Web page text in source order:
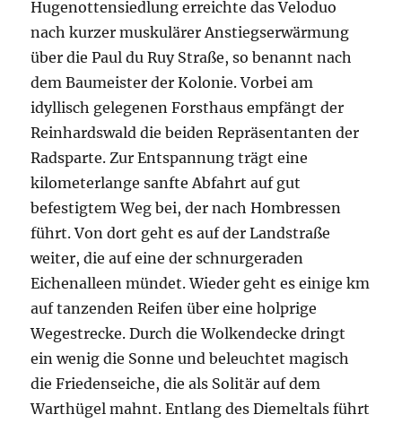
Hugenottensiedlung erreichte das Veloduo
nach kurzer muskulärer Anstiegserwärmung
über die Paul du Ruy Straße, so benannt nach
dem Baumeister der Kolonie. Vorbei am
idyllisch gelegenen Forsthaus empfängt der
Reinhardswald die beiden Repräsentanten der
Radsparte. Zur Entspannung trägt eine
kilometerlange sanfte Abfahrt auf gut
befestigtem Weg bei, der nach Hombressen
führt. Von dort geht es auf der Landstraße
weiter, die auf eine der schnurgeraden
Eichenalleen mündet. Wieder geht es einige km
auf tanzenden Reifen über eine holprige
Wegestrecke. Durch die Wolkendecke dringt
ein wenig die Sonne und beleuchtet magisch
die Friedenseiche, die als Solitär auf dem
Warthügel mahnt. Entlang des Diemeltals führt